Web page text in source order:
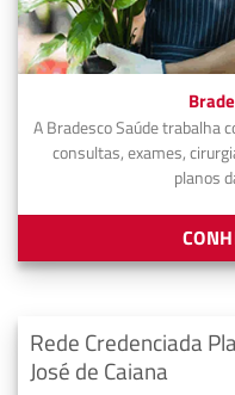
A Bradesco Saúde trabalha
consultas, exames,
planos
Rede Credenciada
José de Caiana